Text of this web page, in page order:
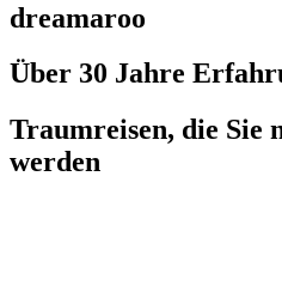
dreamaroo
Über 30 Jahre
Traumreisen, die Sie
werden